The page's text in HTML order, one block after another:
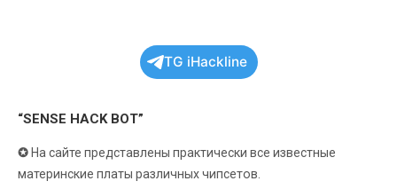
TG iHackline
“SENSE HACK BOT”
✪ На сайте представлены практически все известные
материнские платы различных чипсетов.